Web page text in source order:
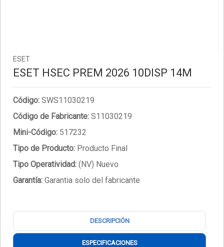
ESET
ESET HSEC PREM 2026 10DISP 14M
Código: SWS11030219
Código de Fabricante: S11030219
Mini-Código: 517232
Tipo de Producto: Producto Final
Tipo Operatividad: (NV) Nuevo
Garantía: Garantia solo del fabricante
DESCRIPCIÓN
ESPECIFICACIONES